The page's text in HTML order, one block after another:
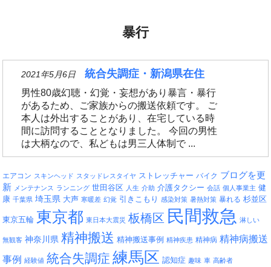
暴行
2021年5月6日 統合失調症・新潟県在住
男性80歳幻聴・幻覚・妄想があり暴言・暴行
があるため、ご家族からの搬送依頼です。 ご
本人は外出することがあり、在宅している時
間に訪問することとなりました。 今回の男性
は大柄なので、私どもは男三人体制で ...
エアコン スキンヘッド スタッドレスタイヤ ストレッチャー バイク ブログを更
新 メンテナンス ランニング 世田谷区 人生 介助 介護タクシー 会話 個人事業主 健
康 千葉県 埼玉県 大声 寒暖差 幻覚 引きこもり 感染対策 暑熱対策 暴れる 杉並区
東京五輪 東京都 東日本大震災 板橋区 民間救急 淋しい
無観客 神奈川県 精神搬送 精神搬送事例 精神疾患 精神病 精神病搬送
事例
経験値 統合失調症 練馬区 認知症 趣味 車 高齢者